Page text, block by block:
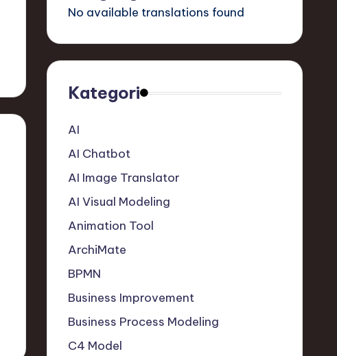
No available translations found
Kategori
AI
AI Chatbot
AI Image Translator
AI Visual Modeling
Animation Tool
ArchiMate
BPMN
Business Improvement
Business Process Modeling
C4 Model